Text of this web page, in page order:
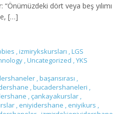
dört veya beş yılımı
[…]
,izmirykskursları ,LGS
,Uncategorized ,YKS
,başarısırası ,
,bucadershaneleri ,
, çankayakurslar ,
, eniyidershane , eniyikurs ,